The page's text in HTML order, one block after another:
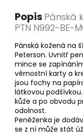
Popis Pánská
PTN N992-BE-
Pánská kožená na
Peterson. Uvnitř
mince se
věrnostní karty a
jsou fochy na
látkovou
kůže a po obvodu
odolnost.
Peněženka je
se z ní může stát